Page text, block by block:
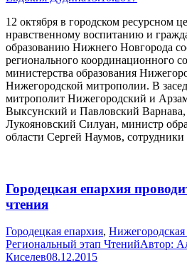
12 октября в городском ресурсном
нравственному воспитанию и
образованию Нижнего Новгорода
регионального координационного
министерства образования
Нижегородской митрополии. В
митрополит Нижегородский и
Выксунский и Павловский
Лукояновский Силуан, министр
области Сергей Наумов,
Городецкая епархия
чтения
Городецкая епархия,
Региональный этап ЧтенийАвтор:
Киселев08.12.2015